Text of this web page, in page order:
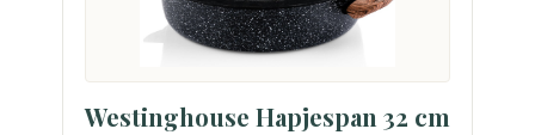
Westinghouse Hapjespan 32 cm